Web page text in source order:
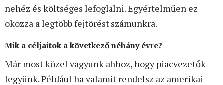
nehéz és költséges lefoglalni. Egyértelműen ez
okozza a legtöbb fejtörést számunkra.
Mik a céljaitok a következő néhány évre?
Már most közel vagyunk ahhoz, hogy piacvezetők
legyünk. Például ha valamit rendelsz az amerikai